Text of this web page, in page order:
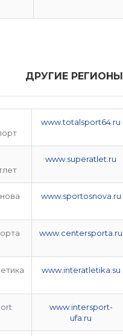
ДРУГИЕ РЕГИОНЫ
www.totalsport64.ru
www.superatlet.ru
www.sportosnova.ru
www.centersporta.ru
www.interatletika.su
www.intersport-
ufa.ru